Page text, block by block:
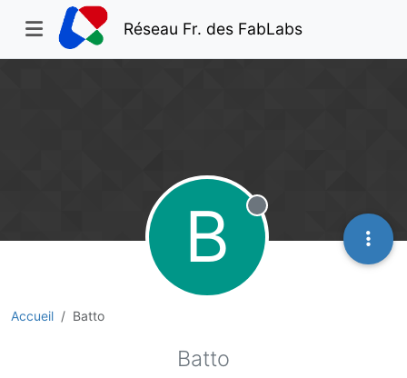
Réseau Fr. des FabLabs
Accueil Batto
B Hors-ligne
Batto